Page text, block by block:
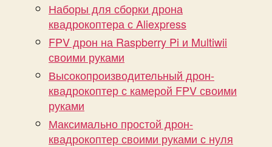
Наборы для сборки дрона
квадрокоптера с Aliexpress
FPV дрон на Raspberry Pi и Multiwii
своими руками
Высокопроизводительный дрон-
квадрокоптер с камерой FPV своими
руками
Максимально простой дрон-
квадрокоптер своими руками с нуля